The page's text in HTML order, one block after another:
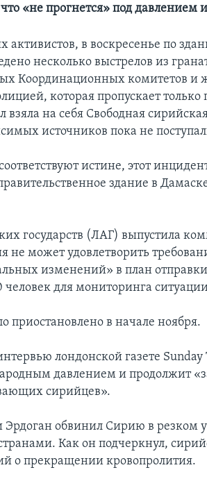
«не прогнется» под давлением
в воскресенье по
несколько выстрелов из
Координационных комитетов и
которая пропускает
взяла на себя Свободная
источников пока не
истине, этот
здание в
государств (ЛАГ) выпустила
не может удовлетворить
изменений» в план
для мониторинга
приостановлено в начале ноября.
лондонской газете Sunday
давлением и продолжит
сирийцев».
обвинил Сирию в резком
Как он подчеркнул,
о прекращении кровопролития.